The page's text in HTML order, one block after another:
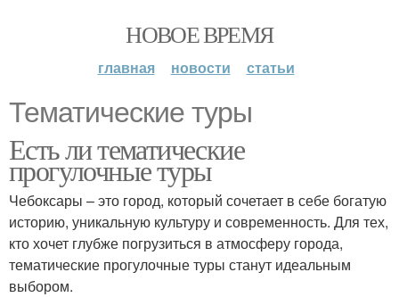
НОВОЕ ВРЕМЯ
главная новости статьи
Тематические туры
Есть ли тематические
прогулочные туры
Чебоксары – это город, который сочетает в себе богатую
историю, уникальную культуру и современность. Для тех,
кто хочет глубже погрузиться в атмосферу города,
тематические прогулочные туры станут идеальным
выбором.